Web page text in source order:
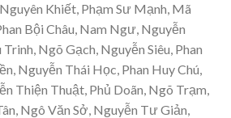
Khiết, Phạm Sư Mạnh, Mã
Bội Châu, Nam Ngư, Nguyễn
Ngõ Gạch, Nguyễn Siêu, Phan
Nguyễn Thái Học, Phan Huy Chú,
Thiện Thuật, Phủ Doãn, Ngõ Trạm,
Ngô Văn Sở, Nguyễn Tư Giản,